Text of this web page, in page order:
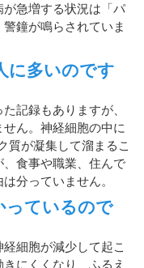
急増する状況は「パ
鐘が鳴らされていま
に多いのです
記録もありますが、
ん。神経細胞の中に
質が凝集して溜まるこ
食事や職業、住んで
分っていません。
っているので
細胞が減少して起こ
にくくなり、ふるえ